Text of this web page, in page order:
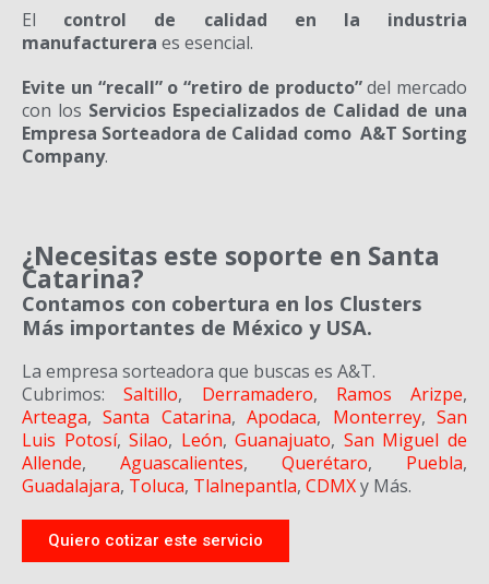
El control de calidad en la industria
manufacturera es esencial.
Evite un “recall” o “retiro de producto”del mercado
con los Servicios Especializados de Calidad de una
Empresa Sorteadora de Calidad como A&T Sorting
Company.
¿Necesitas este soporte en Santa
Catarina?
Contamos con cobertura en los Clusters
Más importantes de México y USA.
La empresa sorteadora que buscas es A&T.
Cubrimos:Saltillo, Derramadero, Ramos Arizpe,
Arteaga,Santa Catarina,Apodaca, Monterrey,San
Luis Potosí,Silao, León,Guanajuato, San Miguel de
Allende, Aguascalientes, Querétaro, Puebla,
Guadalajara, Toluca, Tlalnepantla, CDMXy Más.
Quiero cotizar este servicio